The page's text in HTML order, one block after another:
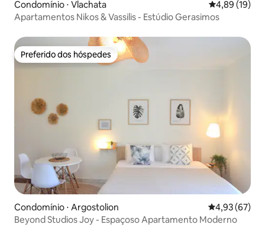
Condomínio ⋅ Vlachata 4,89 de uma
4,89 (19)
Apartamentos Nikos & Vassilis - Estúdio Gerasimos
Preferido dos hóspedes
Preferido dos hóspedes
Condomínio ⋅ Argostolion 4,93 de uma
4,93 (67)
Beyond Studios Joy - Espaçoso Apartamento Moderno